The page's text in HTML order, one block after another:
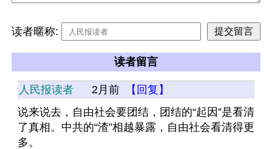
读者暱称:
读者留言
人民报读者 2月前
【回复】
说来说去，自由社会要团结，团结的“起因”是看清
了真相。中共的“渣”相越暴露，自由社会看清得更
多。